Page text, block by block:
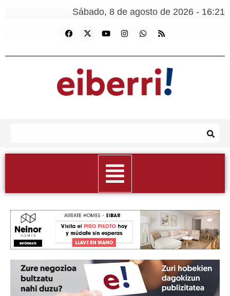
Sábado, 8 de agosto de 2026 - 16:21